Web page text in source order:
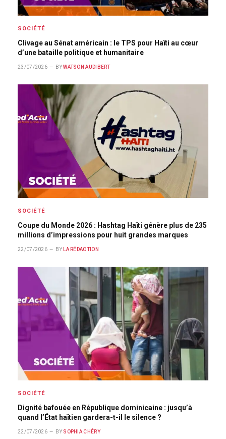
SOCIÉTÉ
Clivage au Sénat américain : le TPS pour Haïti au cœur
d’une bataille politique et humanitaire
23/07/2026 BY WATSON AUDIBERT
SOCIÉTÉ
Coupe du Monde 2026 : Hashtag Haïti génère plus de 235
millions d’impressions pour huit grandes marques
22/07/2026 BY LA RÉDACTION
SOCIÉTÉ
Dignité bafouée en République dominicaine : jusqu’à
quand l’État haïtien gardera-t-il le silence ?
22/07/2026 BY SOPHIA CHÉRY